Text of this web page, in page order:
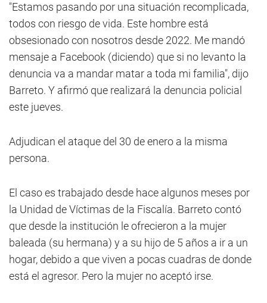
"Estamos pasando por una situación recomplicada,
todos con riesgo de vida. Este hombre está
obsesionado con nosotros desde 2022. Me mandó
mensaje a Facebook (diciendo) que si no levanto la
denuncia va a mandar matar a toda mi familia", dijo
Barreto. Y afirmó que realizará la denuncia policial
este jueves.
Adjudican el ataque del 30 de enero a la misma
persona.
El caso es trabajado desde hace algunos meses por
la Unidad de Víctimas de la Fiscalía. Barreto contó
que desde la institución le ofrecieron a la mujer
baleada (su hermana) y a su hijo de 5 años a ir a un
hogar, debido a que viven a pocas cuadras de donde
está el agresor. Pero la mujer no aceptó irse.